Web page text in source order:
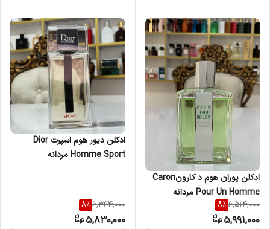
ادکلن پوران هوم د کارونCaron
Pour Un Homme مردانه
6,514,000
8%
5,991,000
ادکلن دیور هوم اسپرت Dior
Homme Sport مردانه
6,364,000
8%
5,830,000